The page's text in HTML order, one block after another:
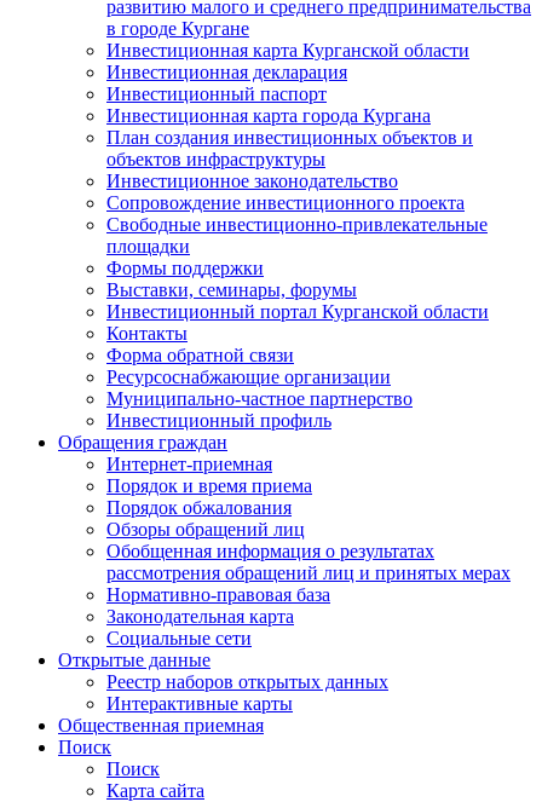
развитию малого и среднего предпринимательства
в городе Кургане
Инвестиционная карта Курганской области
Инвестиционная декларация
Инвестиционный паспорт
Инвестиционная карта города Кургана
План создания инвестиционных объектов и
объектов инфраструктуры
Инвестиционное законодательство
Сопровождение инвестиционного проекта
Свободные инвестиционно-привлекательные
площадки
Формы поддержки
Выставки, семинары, форумы
Инвестиционный портал Курганской области
Контакты
Форма обратной связи
Ресурсоснабжающие организации
Муниципально-частное партнерство
Инвестиционный профиль
Обращения граждан
Интернет-приемная
Порядок и время приема
Порядок обжалования
Обзоры обращений лиц
Обобщенная информация о результатах
рассмотрения обращений лиц и принятых мерах
Нормативно-правовая база
Законодательная карта
Социальные сети
Открытые данные
Реестр наборов открытых данных
Интерактивные карты
Общественная приемная
Поиск
Поиск
Карта сайта